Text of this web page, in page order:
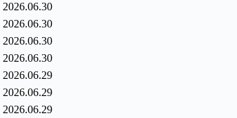
2026.06.30
2026.06.30
2026.06.30
2026.06.30
2026.06.29
2026.06.29
2026.06.29